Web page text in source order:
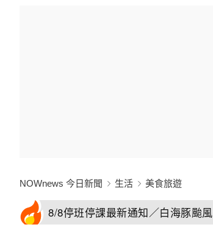
NOWnews 今日新聞 生活 美食旅遊
8/8停班停課最新通知／白海豚颱